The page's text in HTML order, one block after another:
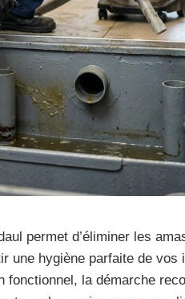
permet d’éliminer les
une hygiène parfaite de vos
fonctionnel, la démarche